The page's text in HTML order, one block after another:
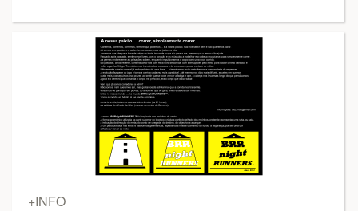
+INFO